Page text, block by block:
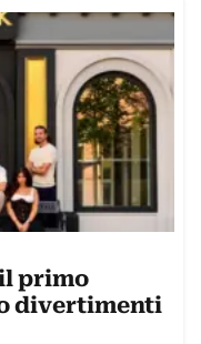
primo
divertimenti